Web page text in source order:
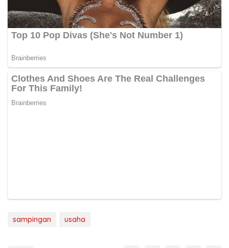
sampingan usaha